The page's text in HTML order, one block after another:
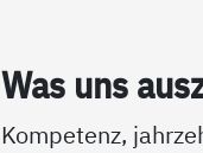
Was uns
Kompetenz,